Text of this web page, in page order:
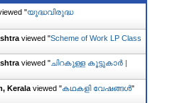
"യുദ്ധവിരുദ്ധ
viewed "Scheme of Work LP Class
viewed "ചിറകുള്ള കൂട്ടുകാർ |
Kerala viewed "കഥകളി വേഷങ്ങൾ"